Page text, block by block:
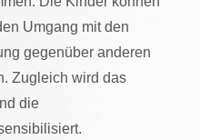
Umgang mit den
gegenüber anderen
Zugleich wird das
die